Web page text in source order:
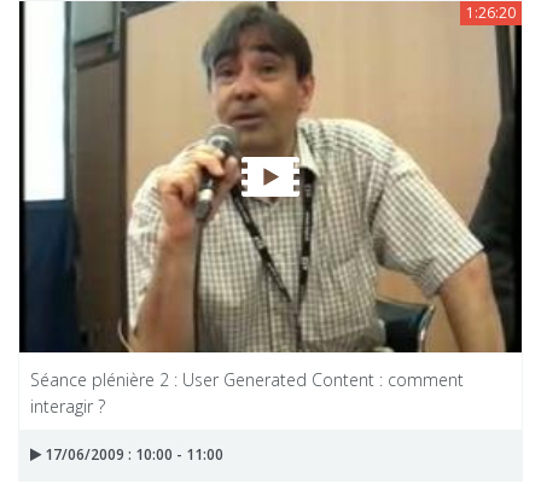
1:26:20
Séance plénière 2 : User Generated Content : comment
interagir ?
17/06/2009 : 10:00 - 11:00